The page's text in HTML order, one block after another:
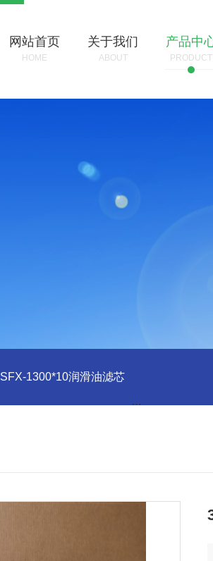
网站首页
HOME
关于我们
ABOUT
产品中
PRODUCT
SFX-1300*10润滑油滤芯